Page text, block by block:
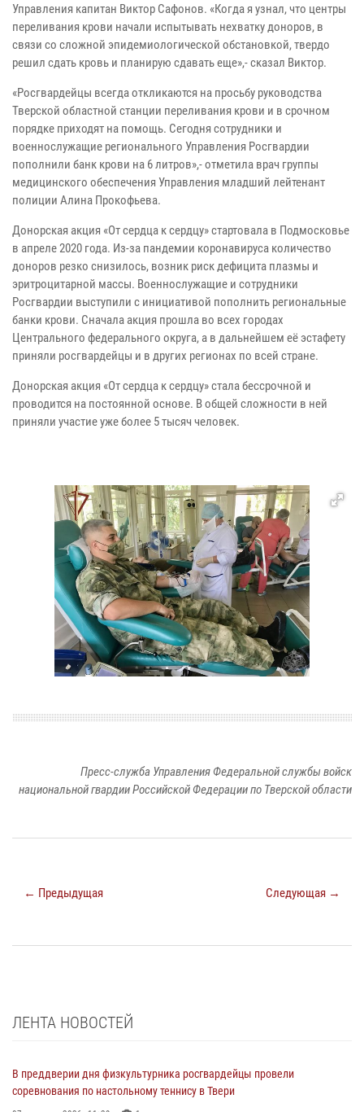
Управления капитан Виктор Сафонов. «Когда я узнал, что центры
переливания крови начали испытывать нехватку доноров, в
связи со сложной эпидемиологической обстановкой, твердо
решил сдать кровь и планирую сдавать еще»,- сказал Виктор.
«Росгвардейцы всегда откликаются на просьбу руководства
Тверской областной станции переливания крови и в срочном
порядке приходят на помощь. Сегодня сотрудники и
военнослужащие регионального Управления Росгвардии
пополнили банк крови на 6 литров»,- отметила врач группы
медицинского обеспечения Управления младший лейтенант
полиции Алина Прокофьева.
Донорская акция «От сердца к сердцу» стартовала в Подмосковье
в апреле 2020 года. Из-за пандемии коронавируса количество
доноров резко снизилось, возник риск дефицита плазмы и
эритроцитарной массы. Военнослужащие и сотрудники
Росгвардии выступили с инициативой пополнить региональные
банки крови. Сначала акция прошла во всех городах
Центрального федерального округа, а в дальнейшем её эстафету
приняли росгвардейцы и в других регионах по всей стране.
Донорская акция «От сердца к сердцу» стала бессрочной и
проводится на постоянной основе. В общей сложности в ней
приняли участие уже более 5 тысяч человек.
Пресс-служба Управления Федеральной службы войск
национальной гвардии Российской Федерации по Тверской области
← Предыдущая Следующая →
ЛЕНТА НОВОСТЕЙ
В преддверии дня физкультурника росгвардейцы провели
соревнования по настольному теннису в Твери